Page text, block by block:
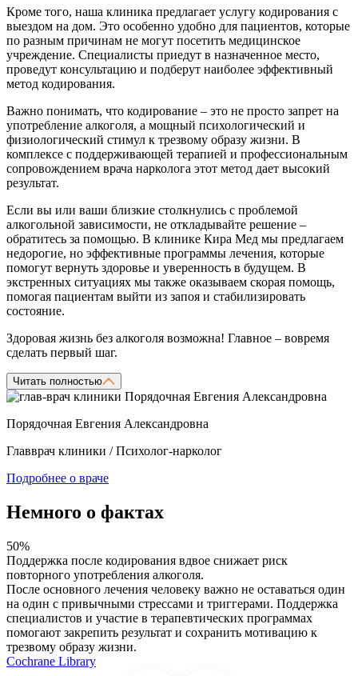
Кроме того, наша клиника предлагает услугу кодирования с
выездом на дом. Это особенно удобно для пациентов, которые
по разным причинам не могут посетить медицинское
учреждение. Специалисты приедут в назначенное место,
проведут консультацию и подберут наиболее эффективный
метод кодирования.
Важно понимать, что кодирование – это не просто запрет на
употребление алкоголя, а мощный психологический и
физиологический стимул к трезвому образу жизни. В
комплексе с поддерживающей терапией и профессиональным
сопровождением врача нарколога этот метод дает высокий
результат.
Если вы или ваши близкие столкнулись с проблемой
алкогольной зависимости, не откладывайте решение –
обратитесь за помощью. В клинике Кира Мед мы предлагаем
недорогие, но эффективные программы лечения, которые
помогут вернуть здоровье и уверенность в будущем. В
экстренных ситуациях мы также оказываем скорая помощь,
помогая пациентам выйти из запоя и стабилизировать
состояние.
Здоровая жизнь без алкоголя возможна! Главное – вовремя
сделать первый шаг.
Читать полностью
Порядочная Евгения Александровна
Главврач клиники / Психолог-нарколог
Подробнее о враче
Немного о фактах
50%
Поддержка после кодирования вдвое снижает риск
повторного употребления алкоголя.
После основного лечения человеку важно не оставаться один
на один с привычными стрессами и триггерами. Поддержка
специалистов и участие в терапевтических программах
помогают закрепить результат и сохранить мотивацию к
трезвому образу жизни.
Cochrane Library